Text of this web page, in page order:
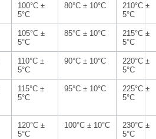
100°C ±
5°C
80°C ± 10°C
210°C ±
5°C
105°C ±
5°C
85°C ± 10°C
215°C ±
5°C
110°C ±
5°C
90°C ± 10°C
220°C ±
5°C
115°C ±
5°C
95°C ± 10°C
225°C ±
5°C
120°C ±
5°C
100°C ± 10°C
230°C ±
5°C